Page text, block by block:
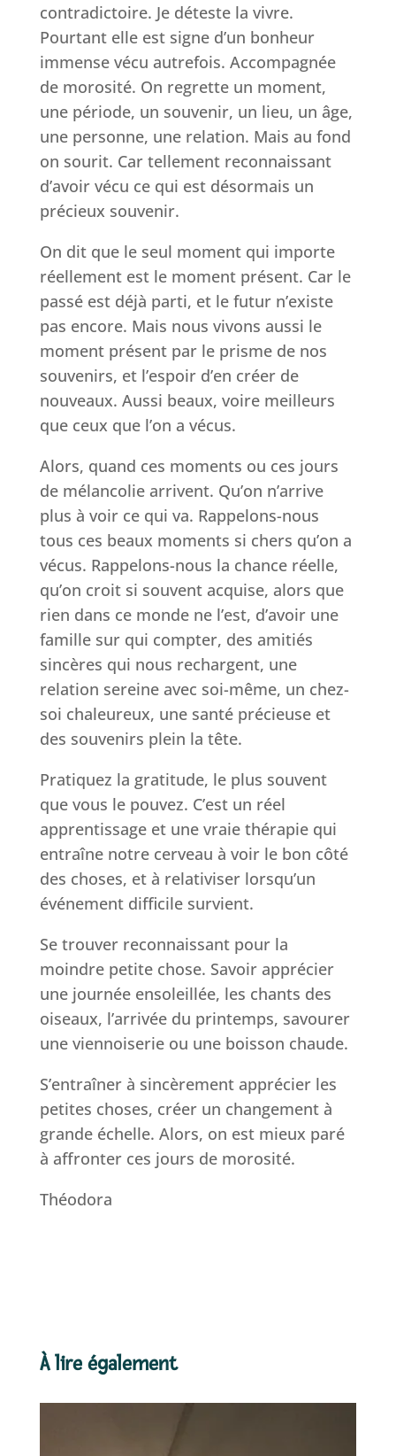
contradictoire. Je déteste la vivre.
Pourtant elle est signe d’un bonheur
immense vécu autrefois. Accompagnée
de morosité. On regrette un moment,
une période, un souvenir, un lieu, un âge,
une personne, une relation. Mais au fond
on sourit. Car tellement reconnaissant
d’avoir vécu ce qui est désormais un
précieux souvenir.
On dit que le seul moment qui importe
réellement est le moment présent. Car le
passé est déjà parti, et le futur n’existe
pas encore. Mais nous vivons aussi le
moment présent par le prisme de nos
souvenirs, et l’espoir d’en créer de
nouveaux. Aussi beaux, voire meilleurs
que ceux que l’on a vécus.
Alors, quand ces moments ou ces jours
de mélancolie arrivent. Qu’on n’arrive
plus à voir ce qui va. Rappelons-nous
tous ces beaux moments si chers qu’on a
vécus. Rappelons-nous la chance réelle,
qu’on croit si souvent acquise, alors que
rien dans ce monde ne l’est, d’avoir une
famille sur qui compter, des amitiés
sincères qui nous rechargent, une
relation sereine avec soi-même, un chez-
soi chaleureux, une santé précieuse et
des souvenirs plein la tête.
Pratiquez la gratitude, le plus souvent
que vous le pouvez. C’est un réel
apprentissage et une vraie thérapie qui
entraîne notre cerveau à voir le bon côté
des choses, et à relativiser lorsqu’un
événement difficile survient.
Se trouver reconnaissant pour la
moindre petite chose. Savoir apprécier
une journée ensoleillée, les chants des
oiseaux, l’arrivée du printemps, savourer
une viennoiserie ou une boisson chaude.
S’entraîner à sincèrement apprécier les
petites choses, créer un changement à
grande échelle. Alors, on est mieux paré
à affronter ces jours de morosité.
Théodora
À lire également